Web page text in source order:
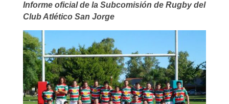
Informe oficial de la Subcomisión de Rugby del
Club Atlético San Jorge